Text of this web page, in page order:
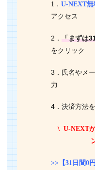
1． U-NEXT
アクセス
2．
「まずは
をクリック
3．氏名やメ
力
4．決済方法
\ U-NEXT
>>【31日間0